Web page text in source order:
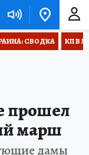
СВОДКА КП В
прошел
марш
дамы